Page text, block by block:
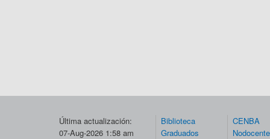
Última actualización:
07-Aug-2026 1:58 am
Biblioteca
Graduados
CENBA